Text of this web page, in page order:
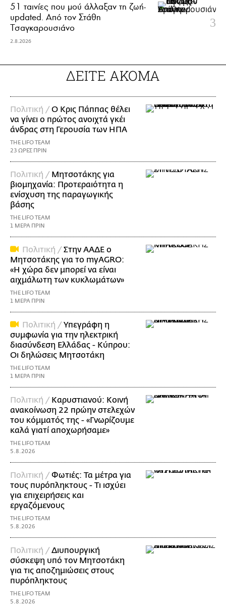
51 ταινίες που μού άλλαξαν τη ζωή-
updated. Aπό τον Στάθη
Τσαγκαρουσιάνο
2.8.2026
ΔΕΙΤΕ ΑΚΟΜΑ
Πολιτική /Ο Κρις Πάππας θέλει
να γίνει ο πρώτος ανοιχτά γκέι
άνδρας στη Γερουσία των ΗΠΑ
THE LIFO TEAM
23 ΩΡΕΣ ΠΡΙΝ
Πολιτική / Μητσοτάκης για
βιομηχανία: Προτεραιότητα η
ενίσχυση της παραγωγικής
βάσης
THE LIFO TEAM
1 ΜΕΡΑ ΠΡΙΝ
Πολιτική /Στην ΑΑΔΕ ο
Μητσοτάκης για το myAGRO:
«Η χώρα δεν μπορεί να είναι
αιχμάλωτη των κυκλωμάτων»
THE LIFO TEAM
1 ΜΕΡΑ ΠΡΙΝ
Πολιτική /Υπεγράφη η
συμφωνία για την ηλεκτρική
διασύνδεση Ελλάδας - Κύπρου:
Οι δηλώσεις Μητσοτάκη
THE LIFO TEAM
1 ΜΕΡΑ ΠΡΙΝ
Πολιτική / Καρυστιανού: Κοινή
ανακοίνωση 22 πρώην στελεχών
του κόμματός της - «Γνωρίζουμε
καλά γιατί αποχωρήσαμε»
THE LIFO TEAM
5.8.2026
Πολιτική /Φωτιές: Τα μέτρα για
τους πυρόπληκτους - Τι ισχύει
για επιχειρήσεις και
εργαζόμενους
THE LIFO TEAM
5.8.2026
Πολιτική /Διυπουργική
σύσκεψη υπό τον Μητσοτάκη
για τις αποζημιώσεις στους
πυρόπληκτους
THE LIFO TEAM
5.8.2026